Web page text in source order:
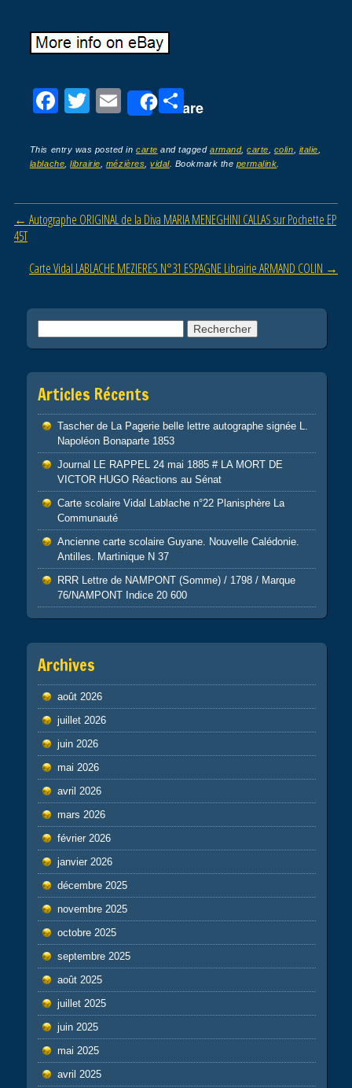
F
c
e
b
o
k
T
tt
er
E
ail
Share
P
ta
g
er
This entry was posted incarte and tagged armand,carte colin italie
lablache ,librairie mézières ,vidal. Bookmark the permalink
Post navigation
← Autographe ORIGINAL de la Diva MARIA MENEGHINI CALLAS sur Pochette EP
45T
Carte Vidal LABLACHE MEZIERES N°31 ESPAGNE Librairie ARMAND COLIN →
Articles Récents
Tascher de La Pagerie belle lettre autographe signée L.
Napoléon Bonaparte 1853
Journal LE RAPPEL 24 mai 1885 # LA MORT DE
VICTOR HUGO Réactions au Sénat
Carte scolaire Vidal Lablache n°22 Planisphère La
Communauté
Ancienne carte scolaire Guyane. Nouvelle Calédonie.
Antilles. Martinique N 37
RRR Lettre de NAMPONT (Somme) / 1798 / Marque
76/NAMPONT Indice 20 600
Archives
août 2026
juillet 2026
juin 2026
mai 2026
avril 2026
mars 2026
février 2026
janvier 2026
décembre 2025
novembre 2025
octobre 2025
septembre 2025
août 2025
juillet 2025
juin 2025
mai 2025
avril 2025